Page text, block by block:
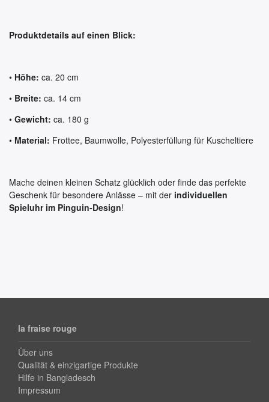
Produktdetails auf einen Blick:
• Höhe: ca. 20 cm
• Breite: ca. 14 cm
• Gewicht: ca. 180 g
• Material: Frottee, Baumwolle, Polyesterfüllung für Kuscheltiere
Mache deinen kleinen Schatz glücklich oder finde das perfekte
Geschenk für besondere Anlässe – mit der individuellen
Spieluhr im Pinguin-Design!
la fraise rouge
Über uns
Qualität & einzigartige Produkte
Hilfe in Bangladesch
Impressum